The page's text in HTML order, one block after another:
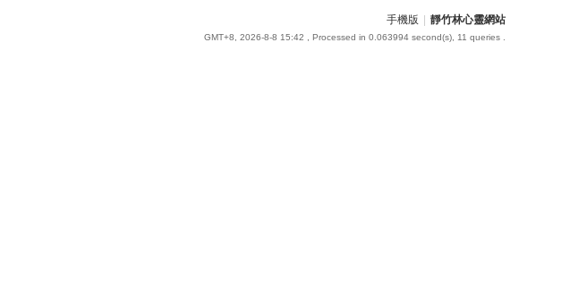
手機版 靜竹林心靈網站
GMT+8, 2026-8-8 15:42 , Processed in 0.063994 second(s), 11 queries .